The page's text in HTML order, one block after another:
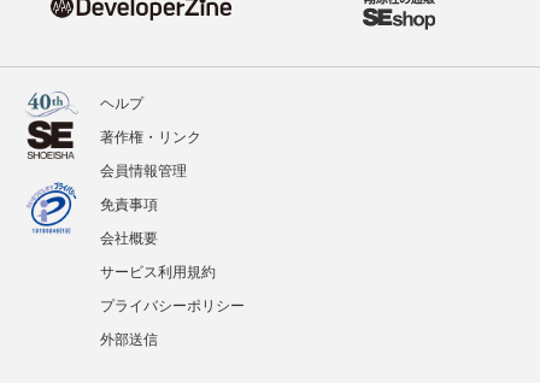
ヘルプ
著作権・リンク
会員情報管理
免責事項
会社概要
サービス利用規約
プライバシーポリシー
外部送信